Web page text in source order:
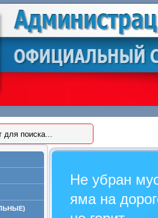
Не убран
яма на